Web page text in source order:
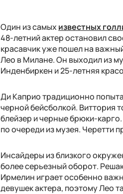
Один из самыхизвестных
48-летний актер остановил
красавчик уже пошел на
Лео в Милане. Он выходил из
Инденбиркен и 25-летняя
Ди Каприо традиционно
черной бейсболкой. Виттория
блейзер и черные брюки-
по очереди из музея. Черетти
Инсайдеры из близкого
более серьезный оборот.
Ирмелин играет особенно
девушек актера, поэтому Лео